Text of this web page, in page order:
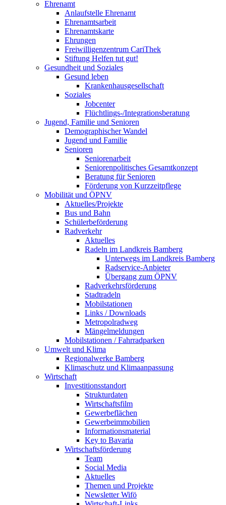
Ehrenamt
Anlaufstelle Ehrenamt
Ehrenamtsarbeit
Ehrenamtskarte
Ehrungen
Freiwilligenzentrum CariThek
Stiftung Helfen tut gut!
Gesundheit und Soziales
Gesund leben
Krankenhausgesellschaft
Soziales
Jobcenter
Flüchtlings-/Integrationsberatung
Jugend, Familie und Senioren
Demographischer Wandel
Jugend und Familie
Senioren
Seniorenarbeit
Seniorenpolitisches Gesamtkonzept
Beratung für Senioren
Förderung von Kurzzeitpflege
Mobilität und ÖPNV
Aktuelles/Projekte
Bus und Bahn
Schülerbeförderung
Radverkehr
Aktuelles
Radeln im Landkreis Bamberg
Unterwegs im Landkreis Bamberg
Radservice-Anbieter
Übergang zum ÖPNV
Radverkehrsförderung
Stadtradeln
Mobilstationen
Links / Downloads
Metropolradweg
Mängelmeldungen
Mobilstationen / Fahrradparken
Umwelt und Klima
Regionalwerke Bamberg
Klimaschutz und Klimaanpassung
Wirtschaft
Investitionsstandort
Strukturdaten
Wirtschaftsfilm
Gewerbeflächen
Gewerbeimmobilien
Informationsmaterial
Key to Bavaria
Wirtschaftsförderung
Team
Social Media
Aktuelles
Themen und Projekte
Newsletter Wifö